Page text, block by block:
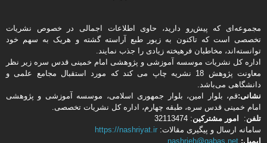
مجموعه‌ای که پیش‌رو دارید،‌ حاوی اطلاعات اجمالی در خصوص نشریات
تخصصی است که تاکنون به زیور طبع آراسته گشته و هریک به سهم خود
توانسته‌اند، مخاطبان فرهیخته‌ زیادی را جذب نمایند.
اداره كل نشریات موسسه آموزشی و پژوهشی امام خمینی قدس سره زیر نظر
معاونت پژوهش 18 نشریه چاپ می کند که مورد استقبال مجامع علمی و
دانشگاهی می‌باشد.
نشانی:قم، بلوار امین، بلوار جمهوری اسلامی، موسسه آموزشی و پژوهشی
امام خمینی قدس سره، طبقه چهارم، اداره كل نشریات تخصصی.
تلفن: امور مشتركین: 32113474
سامانه ارسال و پیگیری مقالات: https://nashriyat.ir
ایمیل: nashrieh@qabas.net